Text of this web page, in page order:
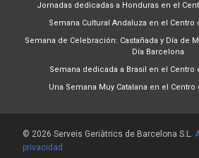
Jornadas dedicadas a Honduras en el
Semana Cultural Andaluza en el Centro
Semana de Celebración: Castañada y Día de
Día Barcelona
Semana dedicada a Brasil en el Centro
Una Semana Muy Catalana en el
© 2026 Serveis Geriàtrics de Barcelona S.L.
privacidad